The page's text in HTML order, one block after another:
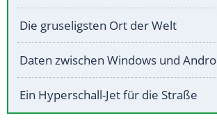
Die gruseligsten Ort der Welt
Daten zwischen Windows und
Ein Hyperschall-Jet für die Straße